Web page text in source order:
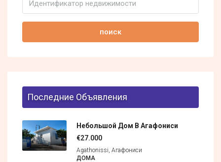
поиск
Последние Объявления
Небольшой Дом В Агафониси
€27.000
Agathonissi, Агафониси
ДОМА